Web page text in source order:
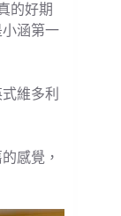
的好期
涵第一
維多利
感覺，